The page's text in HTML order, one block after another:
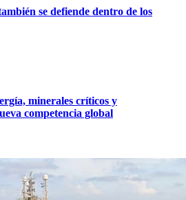
se defiende dentro de los
minerales críticos y
competencia global